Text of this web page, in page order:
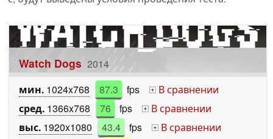
Watch Dogs 2014
мин. 1024x768 87.3 fps +
В сравнении
сред. 1366x768 76 fps +
В сравнении
выс. 1920x1080 43.4 fps +
В сравнении